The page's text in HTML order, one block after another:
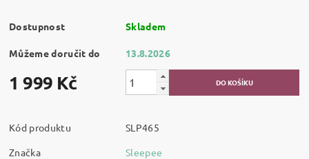
Dostupnost Skladem
Můžeme doručit do 13.8.2026
1 999 Kč
Kód produktu
SLP465
Značka
Sleepee